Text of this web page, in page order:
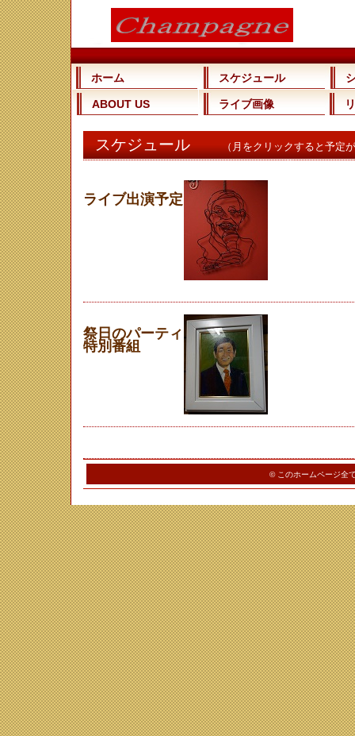
ホーム スケジュール
ABOUT US ライブ画像
スケジュール （月をクリックすると予定
ライブ出演予定
祭日のパーティ
特別番組
© このホームページ全